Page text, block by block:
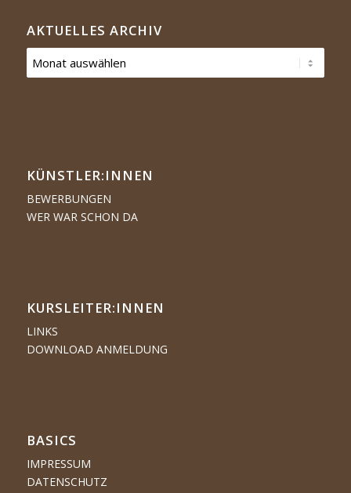
AKTUELLES ARCHIV
KÜNSTLER:­­INNEN
BEWERBUNGEN
WER WAR SCHON DA
KURSLEITER:INNEN
LINKS
DOWNLOAD ANMELDUNG
BASICS
IMPRESSUM
DATENSCHUTZ